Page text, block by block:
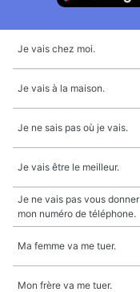
Je vais chez moi.
Je vais à la maison.
Je ne sais pas où je vais.
Je vais être le meilleur.
Je ne vais pas vous donner
mon numéro de téléphone.
Ma femme va me tuer.
Mon frère va me tuer.